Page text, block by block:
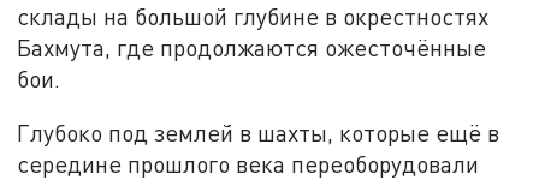
склады на большой глубине в окрестностях
Бахмута, где продолжаются ожесточённые
бои.
Глубоко под землей в шахты, которые ещё в
середине прошлого века переоборудовали